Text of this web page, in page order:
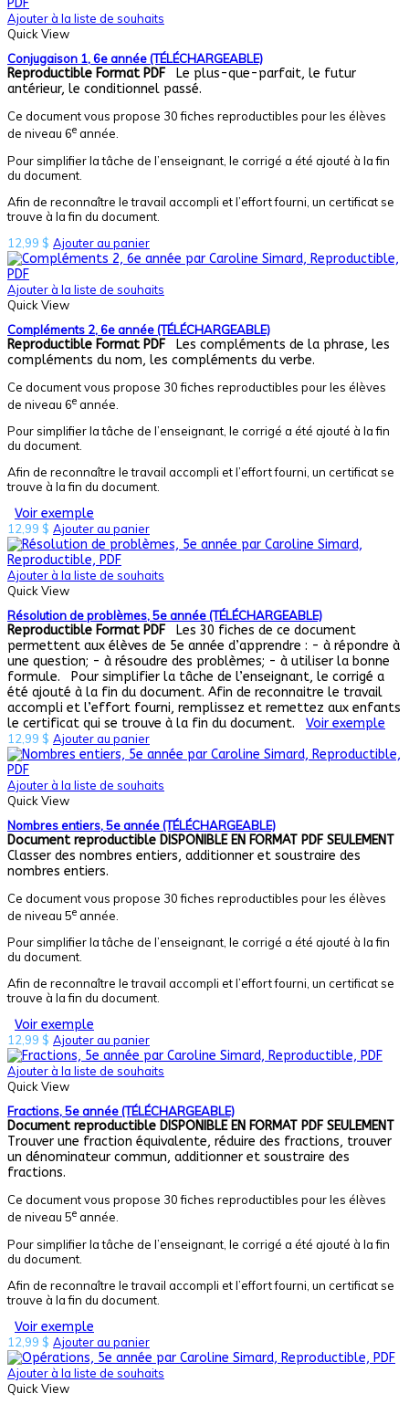
Ajouter à la liste de souhaits
Quick View
Conjugaison 1, 6e année (TÉLÉCHARGEABLE)
Reproductible Format PDF Le plus-que-parfait, le futur
antérieur, le conditionnel passé.
Ce document vous propose 30 fiches reproductibles pour les élèves
de niveau 6e année.
Pour simplifier la tâche de l’enseignant, le corrigé a été ajouté à la fin
du document.
Afin de reconnaître le travail accompli et l’effort fourni, un certificat se
trouve à la fin du document.
12,99 $ Ajouter au panier
Ajouter à la liste de souhaits
Quick View
Compléments 2, 6e année (TÉLÉCHARGEABLE)
Reproductible Format PDF Les compléments de la phrase, les
compléments du nom, les compléments du verbe.
Ce document vous propose 30 fiches reproductibles pour les élèves
de niveau 6e année.
Pour simplifier la tâche de l’enseignant, le corrigé a été ajouté à la fin
du document.
Afin de reconnaître le travail accompli et l’effort fourni, un certificat se
trouve à la fin du document.
Voir exemple
12,99 $ Ajouter au panier
Ajouter à la liste de souhaits
Quick View
Résolution de problèmes, 5e année (TÉLÉCHARGEABLE)
Reproductible Format PDF Les 30 fiches de ce document
permettent aux élèves de 5e année d’apprendre : - à répondre à
une question; - à résoudre des problèmes; - à utiliser la bonne
formule. Pour simplifier la tâche de l’enseignant, le corrigé a
été ajouté à la fin du document. Afin de reconnaitre le travail
accompli et l’effort fourni, remplissez et remettez aux enfants
le certificat qui se trouve à la fin du document. Voir exemple
12,99 $ Ajouter au panier
Ajouter à la liste de souhaits
Quick View
Nombres entiers, 5e année (TÉLÉCHARGEABLE)
Document reproductible DISPONIBLE EN FORMAT PDF SEULEMENT
Classer des nombres entiers, additionner et soustraire des
nombres entiers.
Ce document vous propose 30 fiches reproductibles pour les élèves
de niveau 5e année.
Pour simplifier la tâche de l’enseignant, le corrigé a été ajouté à la fin
du document.
Afin de reconnaître le travail accompli et l’effort fourni, un certificat se
trouve à la fin du document.
Voir exemple
12,99 $ Ajouter au panier
Ajouter à la liste de souhaits
Quick View
Fractions, 5e année (TÉLÉCHARGEABLE)
Document reproductible DISPONIBLE EN FORMAT PDF SEULEMENT
Trouver une fraction équivalente, réduire des fractions, trouver
un dénominateur commun, additionner et soustraire des
fractions.
Ce document vous propose 30 fiches reproductibles pour les élèves
de niveau 5e année.
Pour simplifier la tâche de l’enseignant, le corrigé a été ajouté à la fin
du document.
Afin de reconnaître le travail accompli et l’effort fourni, un certificat se
trouve à la fin du document.
Voir exemple
12,99 $ Ajouter au panier
Ajouter à la liste de souhaits
Quick View